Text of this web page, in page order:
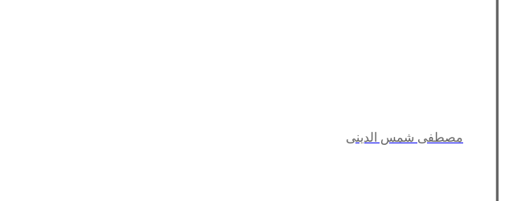
مصطفی شمس الدینی